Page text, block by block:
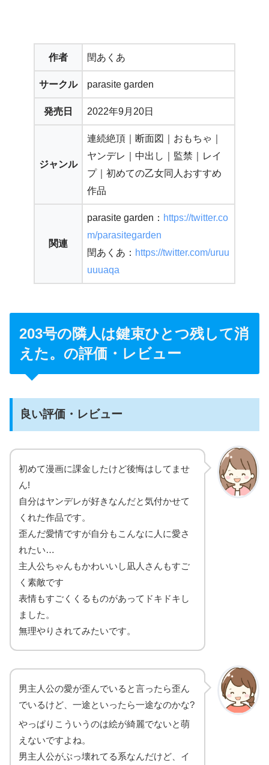
作者 閏あくあ
サークル parasite garden
発売日 2022年9月20日
ジャンル
連続絶頂｜断面図｜おもちゃ｜
ヤンデレ｜中出し｜監禁｜レイ
プ｜初めての乙女同人おすすめ
作品
関連
parasite garden： https://twitter.co
m/parasitegarden
閏あくあ： https://twitter.com/uruu
uuuaqa
203号の隣人は鍵束ひとつ残して消
えた。の評価・レビュー
良い評価・レビュー
初めて漫画に課金したけど後悔はしてませ
ん!
自分はヤンデレが好きなんだと気付かせて
くれた作品です。
歪んだ愛情ですが自分もこんなに人に愛さ
れたい…
主人公ちゃんもかわいいし凪人さんもすご
く素敵です
表情もすごくくるものがあってドキドキし
ました。
無理やりされてみたいです。
男主人公の愛が歪んでいると言ったら歪ん
でいるけど、一途といったら一途なのかな?
やっぱりこういうのは絵が綺麗でないと萌
えないですよね。
男主人公がぶっ壊れてる系なんだけど、イ